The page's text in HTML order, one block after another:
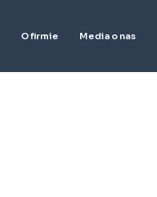
O firmie Media o nas